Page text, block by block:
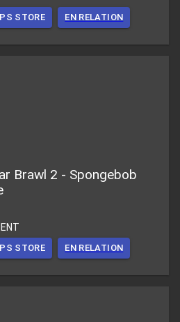
PS STORE EN RELATION
Brawl 2 - Spongebob
PS STORE EN RELATION